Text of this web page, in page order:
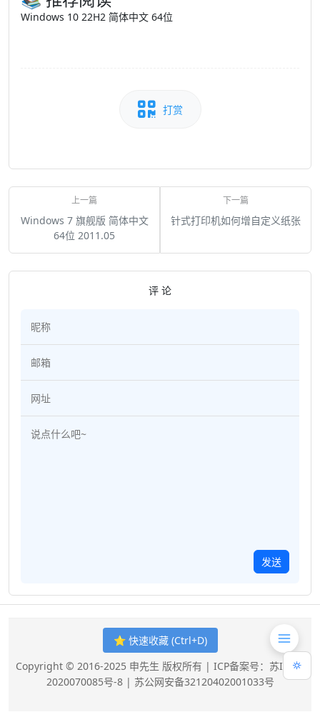
Windows 10 22H2 简体中文 64位
打赏
Windows 7 旗舰版 简体中文
64位 2011.05
针式打印机如何增自定义纸张
评 论
发送
⭐ 快速收藏 (Ctrl+D)
Copyright © 2016-2025 申先生 版权所有 | ICP备案号：苏ICP备
2020070085号-8| 苏公网安备32120402001033号